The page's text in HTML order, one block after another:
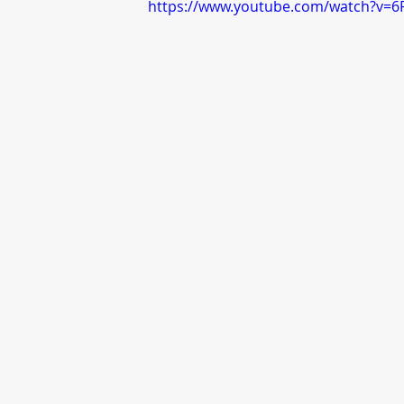
https://www.youtube.com/